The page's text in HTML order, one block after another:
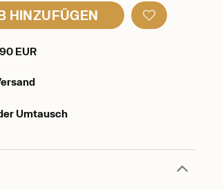
HINZUFÜGEN
EUR
Umtausch